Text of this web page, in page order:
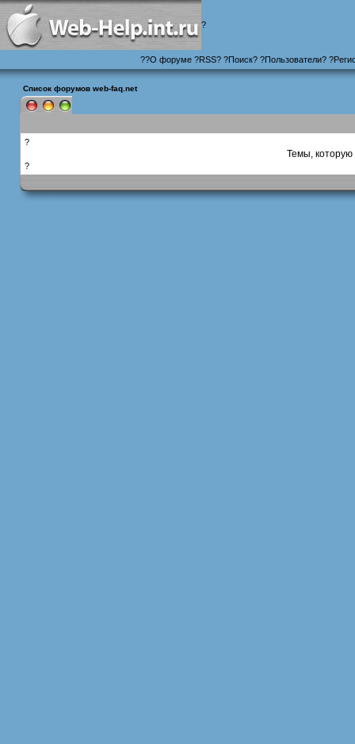
?
??О форуме?RSS? ?Поиск? ?Пользователи? ?
Список форумов web-faq.net
?
Темы, которую
?